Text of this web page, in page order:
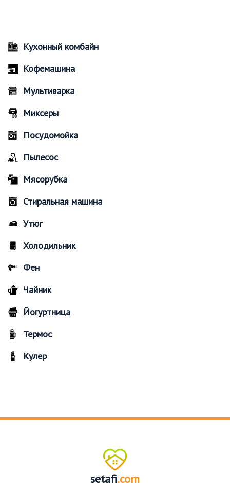
Кухонный комбайн
Кофемашина
Мультиварка
Миксеры
Посудомойка
Пылесос
Мясорубка
Стиральная машина
Утюг
Холодильник
Фен
Чайник
Йогуртница
Термос
Кулер
setafi.com